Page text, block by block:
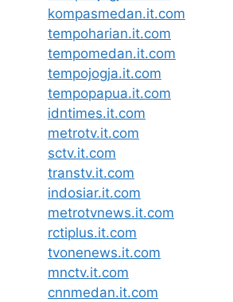
kompasmedan.it.com
tempoharian.it.com
tempomedan.it.com
tempojogja.it.com
tempopapua.it.com
idntimes.it.com
metrotv.it.com
sctv.it.com
transtv.it.com
indosiar.it.com
metrotvnews.it.com
rctiplus.it.com
tvonenews.it.com
mnctv.it.com
cnnmedan.it.com